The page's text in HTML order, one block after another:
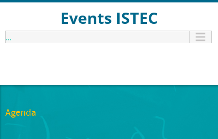
Events ISTEC
...
Agenda
1:00 am